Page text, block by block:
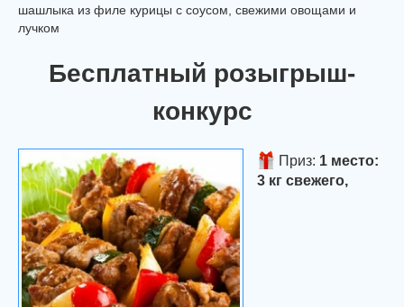
шашлыка из филе курицы с соусом, свежими овощами и
лучком
Бесплатный розыгрыш-
конкурс
Приз: 1 место:
3 кг свежего,